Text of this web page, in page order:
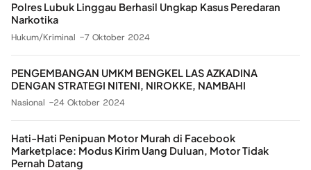
Polres Lubuk Linggau Berhasil Ungkap Kasus Peredaran
Narkotika
Hukum/Kriminal 7 Oktober 2024
PENGEMBANGAN UMKM BENGKEL LAS AZKADINA
DENGAN STRATEGI NITENI, NIROKKE, NAMBAHI
Nasional 24 Oktober 2024
Hati-Hati Penipuan Motor Murah di Facebook
Marketplace: Modus Kirim Uang Duluan, Motor Tidak
Pernah Datang